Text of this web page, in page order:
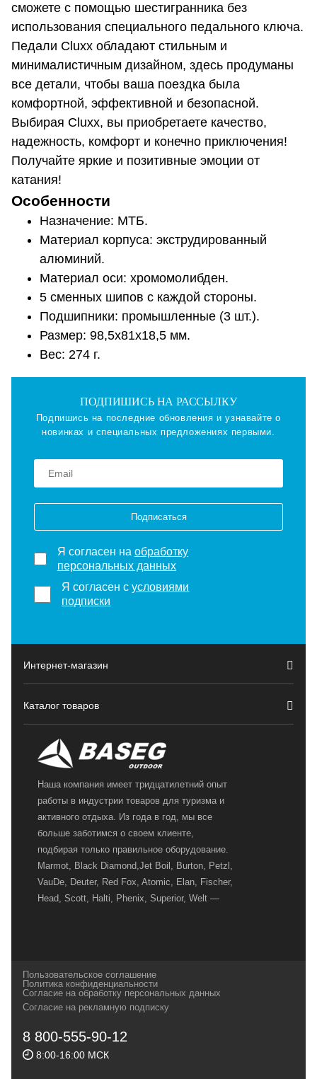
сможете с помощью шестигранника без
использования специального педального ключа.
Педали Cluxx обладают стильным и
минималистичным дизайном, здесь продуманы
все детали, чтобы ваша поездка была
комфортной, эффективной и безопасной.
Выбирая Сluxx, вы приобретаете качество,
надежность, комфорт и конечно приключения!
Получайте яркие и позитивные эмоции от
катания!
Особенности
Назначение: МТБ.
Материал корпуса: экструдированный
алюминий.
Материал оси: хромомолибден.
5 сменных шипов с каждой стороны.
Подшипники: промышленные (3 шт.).
Размер: 98,5х81х18,5 мм.
Вес: 274 г.
ПОДПИШИСЬ НА РАССЫЛКУ
Подпишись на последние обновления и узнавайте о
новинках и специальных предложениях первыми.
Подписаться
Я согласен на обработку
персональных данных
Я согласен сусловиями
подписки
Интернет-магазин
Каталог товаров
Наша компания имеет тридцатилетний опыт
работы в индустрии товаров для туризма и
активного отдыха. Из года в год, мы все
больше заботимся о своем клиенте,
подбирая только правильное оборудование.
Marmot, Black Diamond,Jet Boil, Burton, Petzl,
VauDe, Deuter, Red Fox, Atomic, Elan, Fischer,
Head, Scott, Halti, Phenix, Superior, Welt —
и взыскательных путешественников,
спортсменов и отдыхающих.
Геннадьевич
ИНН 590300057023 ОГРН 304590319000121
Пользовательское соглашение
Политика конфиденциальности
Согласие на обработку персональных данных
Согласие на рекламную подписку
8 800-555-90-12
8:00-16:00 МСК